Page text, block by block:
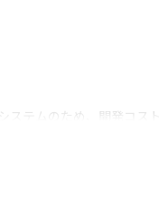
テムのため、開発コス
いました。
自身の技術を用いて現